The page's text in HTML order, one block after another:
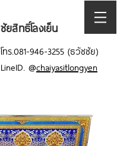
ชัยสิทธิ์โลงเย็น
โทร.081-946-3255 (ธวัชชัย)
LineID. @chaiyasitlongyen